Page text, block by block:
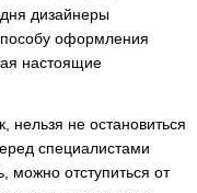
дизайнеры
оформления
настоящие
нельзя не остановиться
специалистами
можно отступиться от